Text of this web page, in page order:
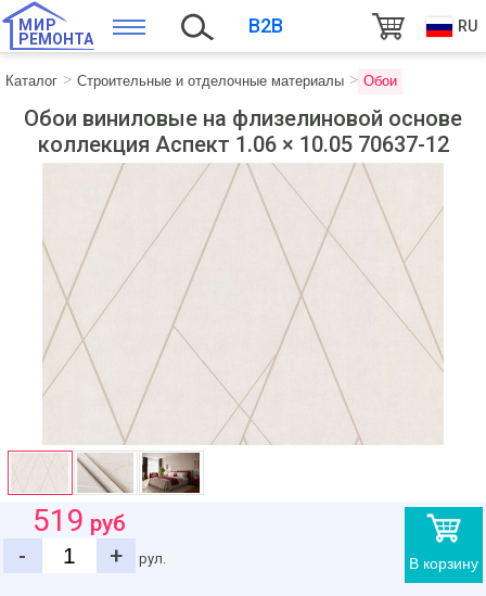
МИР
РЕМОНТА
B2B RU
Каталог Строительные и отделочные материалы Обои
Обои виниловые на флизелиновой основе
коллекция Аспект 1.06 × 10.05 70637-12
В корзину
519 руб
-
+ рул.